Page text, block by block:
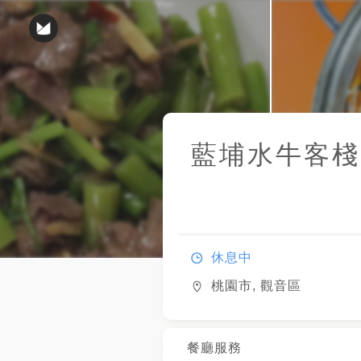
藍埔水牛客棧
休息中
桃園市, 觀音區
餐廳服務